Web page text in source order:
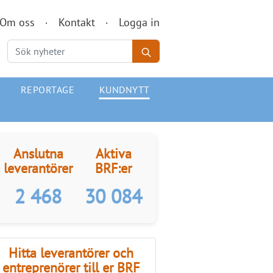
Om oss Kontakt Logga in
REPORTAGE
KUNDNYTT
Anslutna
leverantörer
2 468
Aktiva
BRF:er
30 084
Hitta leverantörer och
entreprenörer till er BRF